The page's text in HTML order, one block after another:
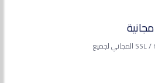
كن آمنًا باستخدام تشفير SSL / HTTPS المجاني لجميع